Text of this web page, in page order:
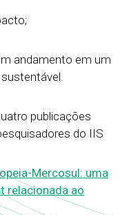
andamento em um
publicações
do IIS
Mercosul: uma
relacionada ao